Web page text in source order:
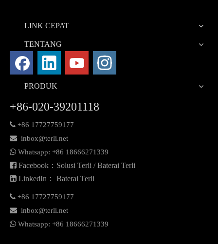
LINK CEPAT
TENTANG
PRODUK
+86-020-39201118
 +86 17727759177
 inbox@terli.net
 Whatsapp: +86 18666271339
 Facebook：Solusi Terli / Baterai Terli
 LinkedIn： Baterai Terli
 +86 17727759177
 inbox@terli.net
 Whatsapp: +86 18666271339